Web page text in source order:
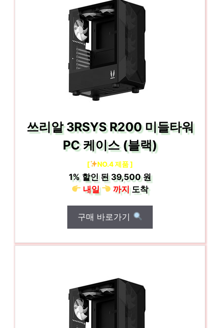
쓰리알 3RSYS R200 미들타워
PC 케이스 (블랙)
[ NO.4 제품 ]
1% 할인 된39,500 원
내일
까지도착
구매 바로가기